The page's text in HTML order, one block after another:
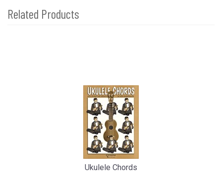
Related Products
Ukulele Chords